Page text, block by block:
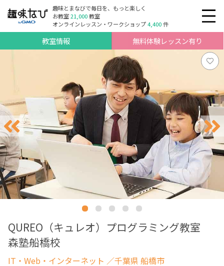
趣味とまなびで毎日を、もっと楽しく
お教室21,000教室
オンラインレッスン・ワークショップ4,400件
教室情報 無料体験レッスン有り
QUREO（キュレオ）プログラミング教室
森塾船橋校
IT・Web・インターネット ／千葉県 船橋市